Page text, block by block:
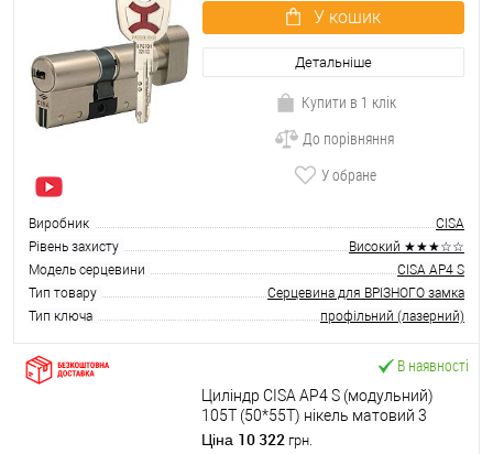
У кошик
Детальніше
Купити в 1 клік
До порівняння
У обране
Виробник
CISA
Рівень захисту
Високий ★★★☆☆
Модель серцевини
CISA AP4 S
Тип товару
Серцевина для ВРІЗНОГО замка
Тип ключа
профільний (лазерний)
В наявності
Циліндр CISA AP4 S (модульний)
105T (50*55T) нікель матовий 3
ключі
Ціна 10 322 грн.